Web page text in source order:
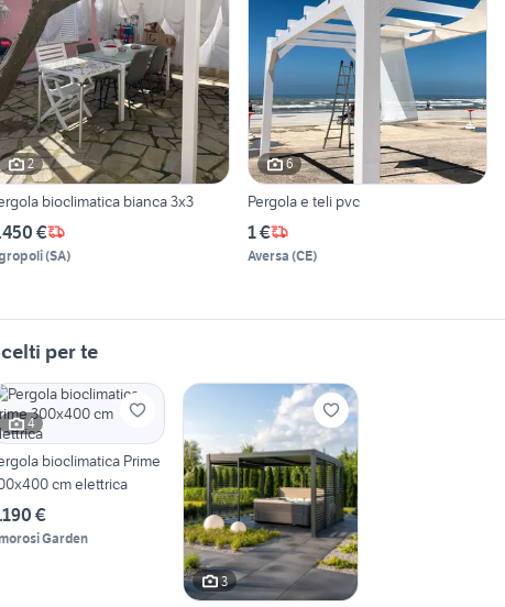
2
bioclimatica bianca 3x3
€
(SA)
6
Pergola e teli pvc
1 €
Aversa (CE)
per te
4
bioclimatica Prime
cm elettrica
€
Garden
3